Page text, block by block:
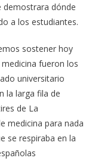
demostrara dónde
a los estudiantes.
sostener hoy
fueron los
universitario
la larga fila de
de La
medicina para nada
se respiraba en la